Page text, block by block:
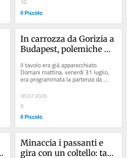
10
Il Piccolo
In carrozza da Gorizia a
Budapest, polemiche
viene annullato
Il tavolo era già apparecchiato.
Domani mattina, venerdì 31 luglio,
era programmata la partenza da
piazza della Transalpina con
destinazione...
30.07.2026
9
Il Piccolo
Minaccia i passanti e
gira con un coltello: task